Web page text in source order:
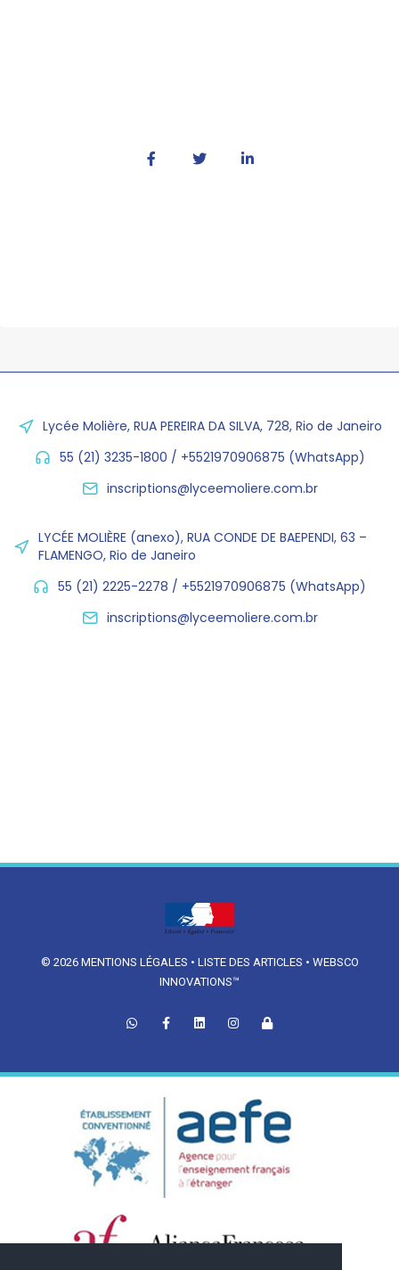
Lycée Molière, RUA PEREIRA DA SILVA, 728, Rio de Janeiro
55 (21) 3235-1800 / +5521970906875 (WhatsApp)
inscriptions@lyceemoliere.com.br
LYCÉE MOLIÈRE (anexo), RUA CONDE DE BAEPENDI, 63 –
FLAMENGO, Rio de Janeiro
55 (21) 2225-2278 / +5521970906875 (WhatsApp)
inscriptions@lyceemoliere.com.br
© 2026 MENTIONS LÉGALES • LISTE DES ARTICLES • WEBSCO
INNOVATIONS™